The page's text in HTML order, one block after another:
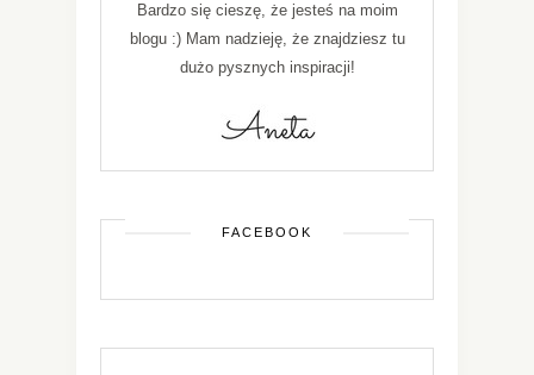
Bardzo się cieszę, że jesteś na moim
blogu :) Mam nadzieję, że znajdziesz tu
dużo pysznych inspiracji!
FACEBOOK